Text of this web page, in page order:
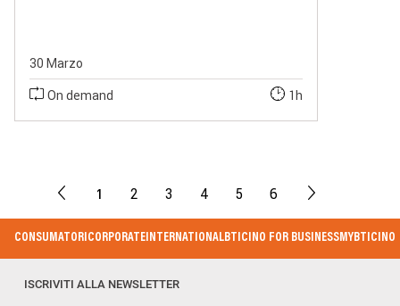
30 Marzo
On demand
1h
1 2 3 4 5
6
Footer
CONSUMATORICORPORATEINTERNATIONALBTICINO FOR BUSINESSMYBTICINO
ISCRIVITI ALLA NEWSLETTER